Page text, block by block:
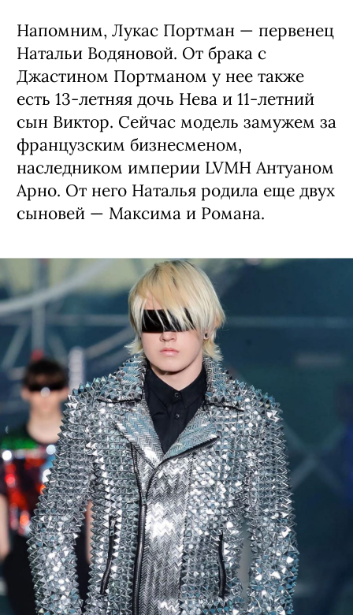
Напомним, Лукас Портман — первенец
Натальи Водяновой. От брака с
Джастином Портманом у нее также
есть 13-летняя дочь Нева и 11-летний
сын Виктор. Сейчас модель замужем за
французским бизнесменом,
наследником империи LVMH Антуаном
Арно. От него Наталья родила еще двух
сыновей — Максима и Романа.